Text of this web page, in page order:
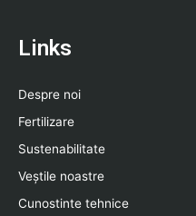
Links
Despre noi
Fertilizare
Sustenabilitate
Veștile noastre
Cunostinte tehnice